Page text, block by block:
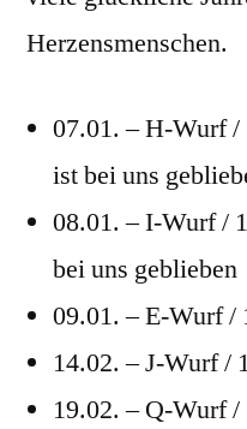
Herzensmenschen.
07.01. – H-Wurf /
ist bei uns
08.01. – I-Wurf /
bei uns geblieben
09.01. – E-Wurf /
14.02. – J-Wurf /
19.02. – Q-Wurf /